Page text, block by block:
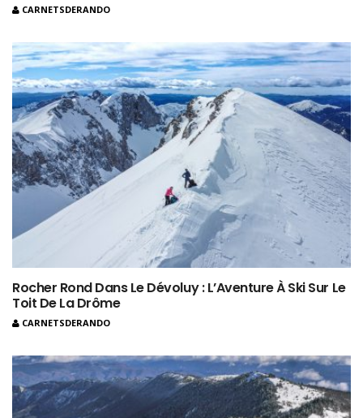
CARNETSDERANDO
Rocher Rond Dans Le Dévoluy : L’Aventure À Ski Sur Le
Toit De La Drôme
CARNETSDERANDO